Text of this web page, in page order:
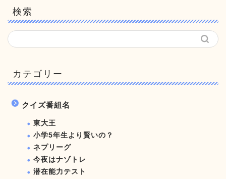
検索
カテゴリー
クイズ番組名
東大王
小学5年生より賢いの？
ネプリーグ
今夜はナゾトレ
潜在能力テスト